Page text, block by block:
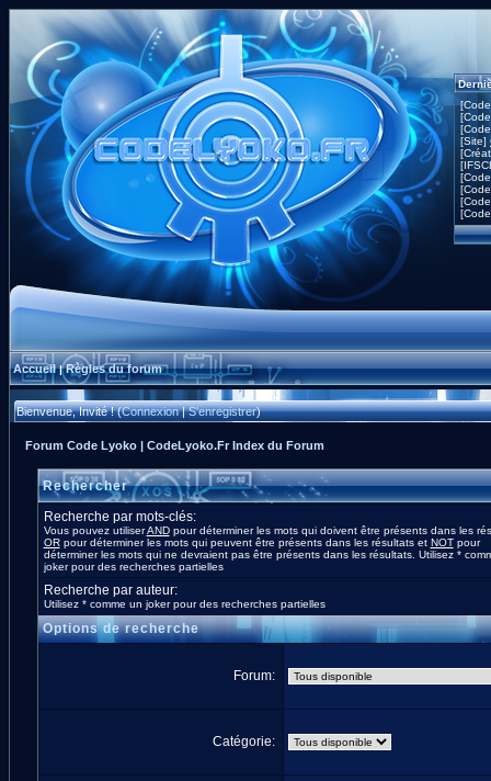
[Site]
Accueil|Règles du forum
Bienvenue, Invité ! (Connexion|S'enregistrer)
Forum Code Lyoko | CodeLyoko.Fr Index du Forum
Rechercher
Recherche par mots-clés:
Vous pouvez utiliserANDpour déterminer les mots qui doivent être présents dans les
ORpour déterminer les mots qui peuvent être présents dans les résultats et NOTpour
déterminer les mots qui ne devraient pas être présents dans les résultats. Utilisez *
joker pour des recherches partielles
Recherche par auteur:
Utilisez * comme un joker pour des recherches partielles
Options de recherche
Forum:
Catégorie: